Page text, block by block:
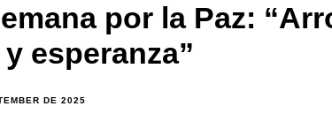
por la Paz:
esperanza”
DE 2025